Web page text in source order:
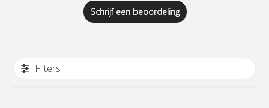
Schrijf een beoordeling
Filters